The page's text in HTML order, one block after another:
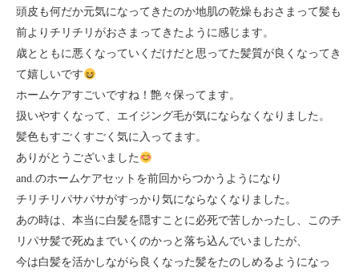
頭皮も何だか元気になってきたのか地肌の乾燥もおさまって髪も
前よりチリチリがおさまってきたように感じます。
歳とともに悪くなっていくだけだと思ってた髪質が良くなってき
て嬉しいです
ホームケアすごいですね！艶々保ってます。
扱いやすくなって、エイジング毛が気にならなくなりました。
髪色もすごくすごく気に入ってます。
ありがとうございました
and.のホームケアセットを前回からつかうようになり
チリチリパサパサがすっかり気にならなくなりました。
あの時は、本当に白髪を隠すことに必死で苦しかったし、このチ
リパサ髪で死ぬまでいくのかっと落ち込んでいましたが、
今は白髪を活かしながら良くなった髪をたのしめるようになっ